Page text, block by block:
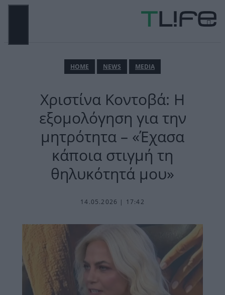
Μετάβαση
ΗΟΜΕ NEWS MEDIA
Χριστίνα Κοντοβά: Η
εξομολόγηση για την
μητρότητα – «Έχασα
κάποια στιγμή τη
θηλυκότητά μου»
14.05.2026 | 17:42